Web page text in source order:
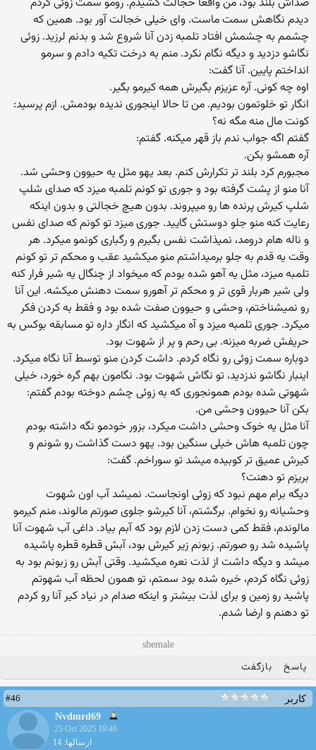
دیدم نگاهش سمت ماست. وای خیلی خجالت آور بود. همین که
چشمم به چشمش افتاد تلمبه زدن آنا شروع شد و بدنم لرزید. زوئی
نگاشو دزدید و دیگه نگام نکرد. منم به درخت تکیه دادم و سرمو
انداختم پایین. آنا گفت:
اوه چه کونی. آره عزیزم بگیرش همه کیرمو بگیر.
انگار تو خلوتمون بودیم. من تا حالا اینجوری ندیده بودمش. ازم پرسید:
کونت مال منه مگه نه؟
گفتم اگه جواب ندم باز قهر میکنه. گفتم:
آره همشو بکن.
مجبورم کرد بلند تر تکرارش کنم. بعد یهو مثل یه حیوون وحشی شد.
آنا منو از پشت گرفته بود و جوری تو کونم تلمبه میزد که صدای شلپ
شلپ کیرش پرنده ها رو میپروند. بدون هیچ خجالتی و بدون اینکه
رعایت کنه منو جلو دوستش گایید. جوری میزد تو کونم که صدای نفس
و ناله هام درومد، نمیذاشت نفس بگیرم و رگباری کونمو میکرد. هر
وقت یه قدم به جلو برمیداشتم منو میکشید عقب و محکم تر تو کونم
تلمبه میزد، مثل یه آهو شده بودم که میخواد از چنگال یه شیر فرار کنه
ولی شیر هربار قوی تر و محکم تر آهورو سمت دهنش میکشه. این آنا
رو نمیشناختم، وحشی و حیوون صفت شده بود و فقط به کردن فکر
میکرد. جوری تلمبه میزد و آه میکشید که انگار داره تو مسابقه بوکس به
حریفش ضربه میزنه. بی رحم و پر از شهوت بود.
دوباره سمت زوئی رو نگاه کردم. داشت کردن منو توسط آنا نگاه میکرد.
اینبار نگاشو ندزدید، تو نگاش شهوت بود. نگامون بهم گره خورد، خیلی
شهوتی شده بودم همونجوری که به زوئی چشم دوخته بودم گفتم:
بکن آنا‌ حیوون وحشی من.
آنا مثل یه خوک وحشی داشت میکرد، بزور خودمو نگه داشته بودم
چون تلمبه هاش خیلی سنگین بود. یهو دست گذاشت رو شونم و
کیرش عمیق تر کوبیده میشد تو سوراخم. گفت:
بریزم تو دهنت؟
دیگه برام مهم نبود که زوئی اونجاست. نمیشد آب اون شهوت
وحشیانه رو نخوام. برگشتم، آنا کیرشو جلوی صورتم مالوند، منم کیرمو
مالوندم، فقط کمی دست زدن لازم بود که آبم بیاد. داغی آب شهوت آنا
پاشیده شد رو صورتم‌. زبونم زیر کیرش بود، آبش قطره قطره پاشیده
میشد و دیگه داشت از لذت نعره میکشید. وقتی آبش رو زبونم بود به
زوئی نگاه کردم، خیره شده بود سمتم، تو همون لحظه آب شهوتم
پاشید رو زمین و برای لذت بیشتر و اینکه صدام در نیاد کیر آنا رو کردم
تو دهنم و ارضا شدم.
shemale
پاسخ بازگفت
کاربر
#46
Nvdmrd69
25 Oct 2025 19:46
ارسالها: 14